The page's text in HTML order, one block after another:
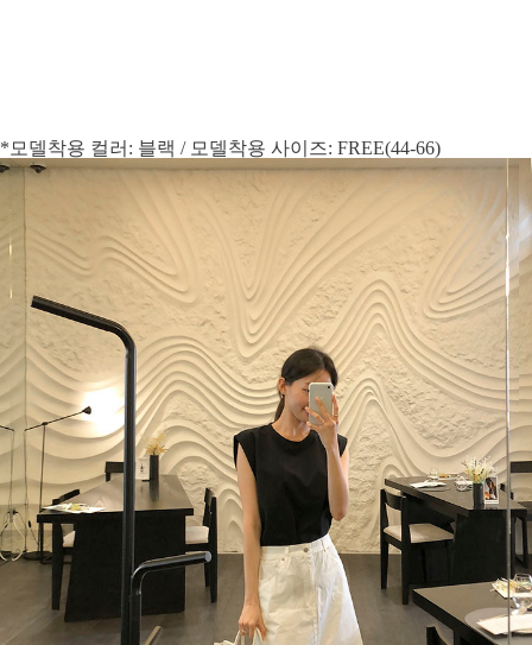
*모델착용 컬러: 블랙 / 모델착용 사이즈: FREE(44-66)